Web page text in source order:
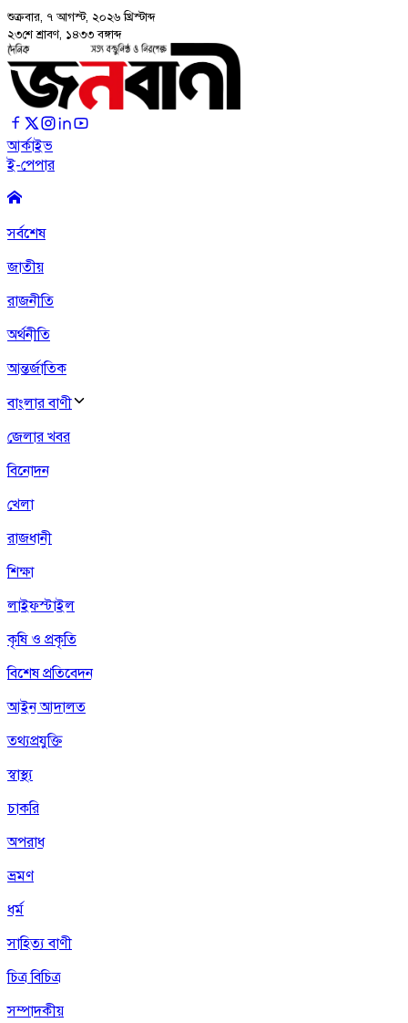
শুক্রবার, ৭ আগস্ট, ২০২৬ খ্রিস্টাব্দ
২৩শে শ্রাবণ, ১৪৩৩ বঙ্গাব্দ
আর্কাইভ
ই-পেপার
সর্বশেষ
জাতীয়
রাজনীতি
অর্থনীতি
আন্তর্জাতিক
বাংলার বাণী
জেলার খবর
বিনোদন
খেলা
রাজধানী
শিক্ষা
লাইফস্টাইল
কৃষি ও প্রকৃতি
বিশেষ প্রতিবেদন
আইন আদালত
তথ্যপ্রযুক্তি
স্বাস্থ্য
চাকরি
অপরাধ
ভ্রমণ
ধর্ম
সাহিত্য বাণী
চিত্র বিচিত্র
সম্পাদকীয়